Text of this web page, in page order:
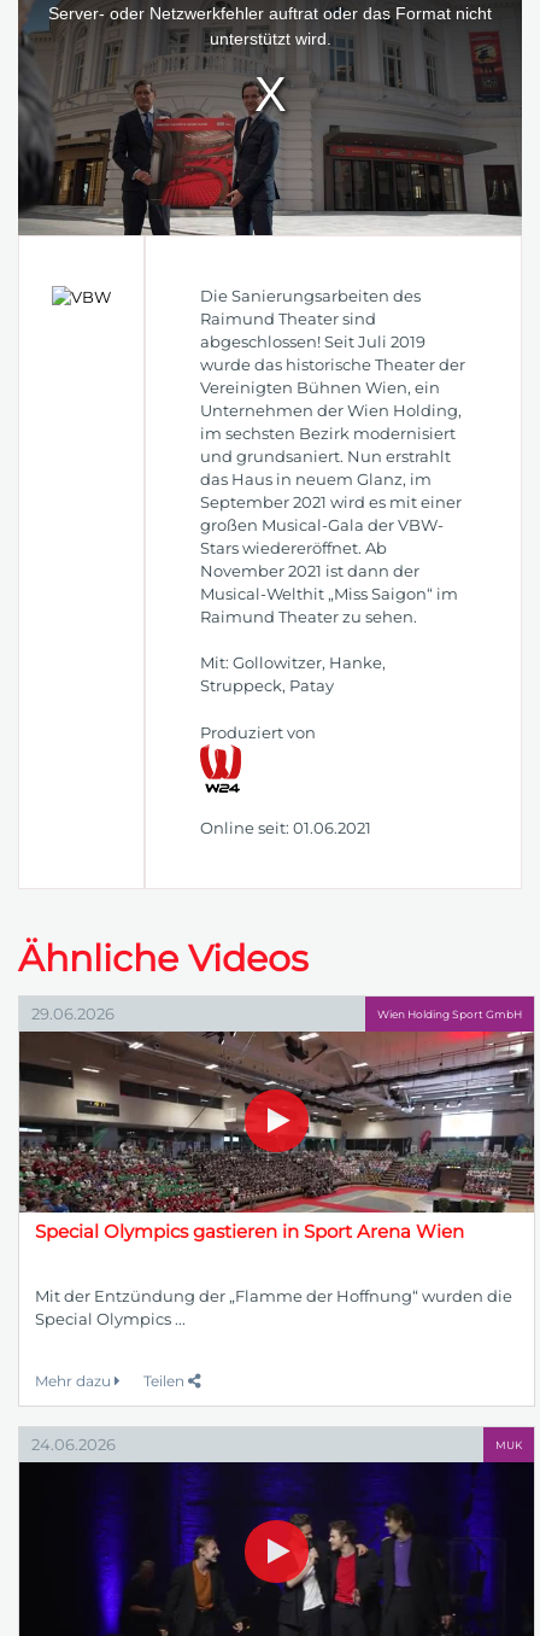
window.Server- oder Netzwerkfehler auftrat oder das Format nicht
unterstützt wird.
Die Sanierungsarbeiten des
Raimund Theater sind
abgeschlossen! Seit Juli 2019
wurde das historische Theater der
Vereinigten Bühnen Wien, ein
Unternehmen der Wien Holding,
im sechsten Bezirk modernisiert
und grundsaniert. Nun erstrahlt
das Haus in neuem Glanz, im
September 2021 wird es mit einer
großen Musical-Gala der VBW-
Stars wiedereröffnet. Ab
November 2021 ist dann der
Musical-Welthit „Miss Saigon“ im
Raimund Theater zu sehen.
Mit: Gollowitzer, Hanke,
Struppeck, Patay
Produziert von
Online seit: 01.06.2021
Ähnliche Videos
29.06.2026 Wien Holding Sport GmbH
Special Olympics gastieren in Sport Arena Wien
Mit der Entzündung der „Flamme der Hoffnung“ wurden die
Special Olympics ...
Mehr dazu Teilen
24.06.2026 MUK